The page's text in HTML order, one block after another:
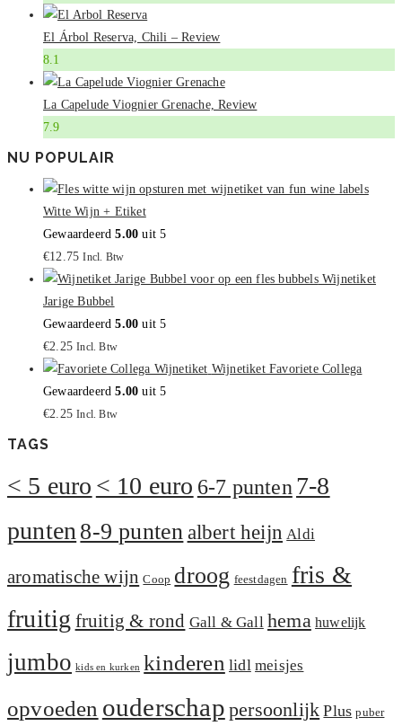
El Árbol Reserva, Chili – Review
8.1
La Capelude Viognier Grenache, Review
7.9
NU POPULAIR
Witte Wijn + Etiket
Gewaardeerd5.00 uit 5
€12.75 Incl. Btw
Wijnetiket
Jarige Bubbel
Gewaardeerd5.00 uit 5
€2.25 Incl. Btw
Wijnetiket Favoriete Collega
Gewaardeerd5.00 uit 5
€2.25 Incl. Btw
TAGS
< 5 euro < 10 euro 6-7 punten7-8
punten8-9 puntenalbert heijn Aldi
aromatische wijn Coop droog feestdagen fris &
fruitig fruitig & rond Gall & Gall hema huwelijk
jumbo kids en kurken kinderen lidl meisjes
opvoeden ouderschap persoonlijk Plus puber